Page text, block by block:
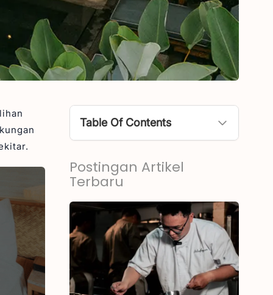
Table Of Contents
Rekomendasi Adult-Only Resort
1. Equipoise Resort
2. Seascape Uluwatu
3. Asvara Resort
4. Aksari Resort
5. Monolocale Resort
Postingan Artikel
Terbaru